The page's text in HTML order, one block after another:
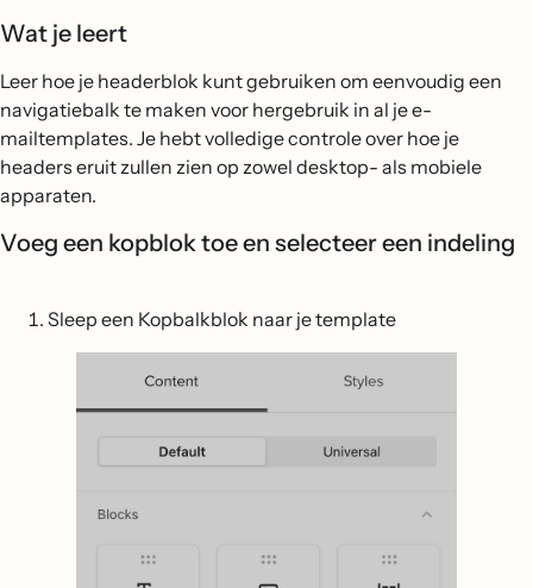
Wat je leert
Leer hoe je headerblok kunt gebruiken om eenvoudig een
navigatiebalk te maken voor hergebruik in al je e-
mailtemplates. Je hebt volledige controle over hoe je
headers eruit zullen zien op zowel desktop- als mobiele
apparaten.
Voeg een kopblok toe en selecteer een indeling
Sleep een Kopbalkblok naar je template